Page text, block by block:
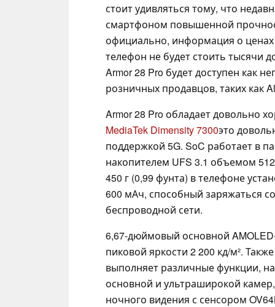
стоит удивляться тому, что
смартфоном повышенной
официально, информация о ценах
телефон не будет стоить тысячи
Armor 28 Pro будет доступен как
розничных продавцов, таких как
Armor 28 Pro обладает довольно
MediaTek Dimensity 7300это
поддержкой 5G. SoC работает в
накопителем UFS 3.1 объемом
450 г (0,99 фунта) в телефоне
600 мАч, способный заряжаться
беспроводной сети.
6,67-дюймовый основной
пиковой яркости 2 200 кд/м².
выполняет различные функции,
основной и ультраширокой
ночного видения с сенсором